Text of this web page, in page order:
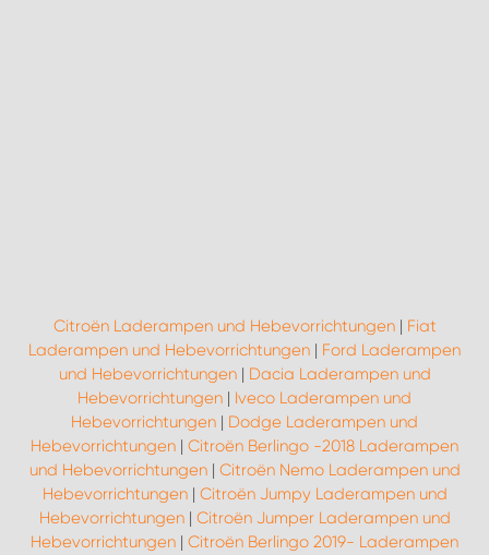
Citroën Laderampen und Hebevorrichtungen| Fiat
Laderampen und Hebevorrichtungen | Ford Laderampen
und Hebevorrichtungen| Dacia Laderampen und
Hebevorrichtungen | Iveco Laderampen und
Hebevorrichtungen | Dodge Laderampen und
Hebevorrichtungen | Citroën Berlingo -2018 Laderampen
und Hebevorrichtungen| Citroën Nemo Laderampen und
Hebevorrichtungen| Citroën Jumpy Laderampen und
Hebevorrichtungen| Citroën Jumper Laderampen und
Hebevorrichtungen | Citroën Berlingo 2019- Laderampen